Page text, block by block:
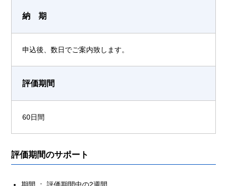
納 期
申込後、数日でご案内致します。
評価期間
60日間
評価期間のサポート